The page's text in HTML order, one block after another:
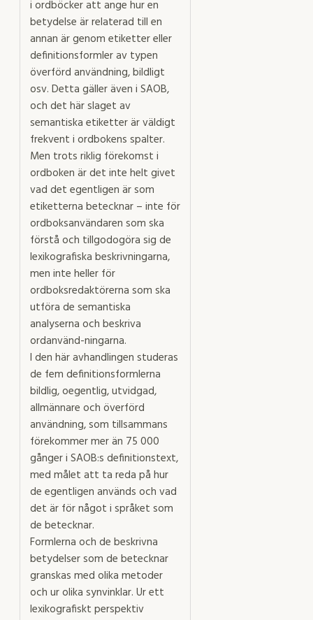
i ordböcker att ange hur en
betydelse är relaterad till en
annan är genom etiketter eller
definitionsformler av typen
överförd användning, bildligt
osv. Detta gäller även i SAOB,
och det här slaget av
semantiska etiketter är väldigt
frekvent i ordbokens spalter.
Men trots riklig förekomst i
ordboken är det inte helt givet
vad det egentligen är som
etiketterna betecknar – inte för
ordboksanvändaren som ska
förstå och tillgodogöra sig de
lexikografiska beskrivningarna,
men inte heller för
ordboksredaktörerna som ska
utföra de semantiska
analyserna och beskriva
ordanvänd-ningarna.
I den här avhandlingen studeras
de fem definitionsformlerna
bildlig, oegentlig, utvidgad,
allmännare och överförd
användning, som tillsammans
förekommer mer än 75 000
gånger i SAOB:s definitionstext,
med målet att ta reda på hur
de egentligen används och vad
det är för något i språket som
de betecknar.
Formlerna och de beskrivna
betydelser som de betecknar
granskas med olika metoder
och ur olika synvinklar. Ur ett
lexikografiskt perspektiv